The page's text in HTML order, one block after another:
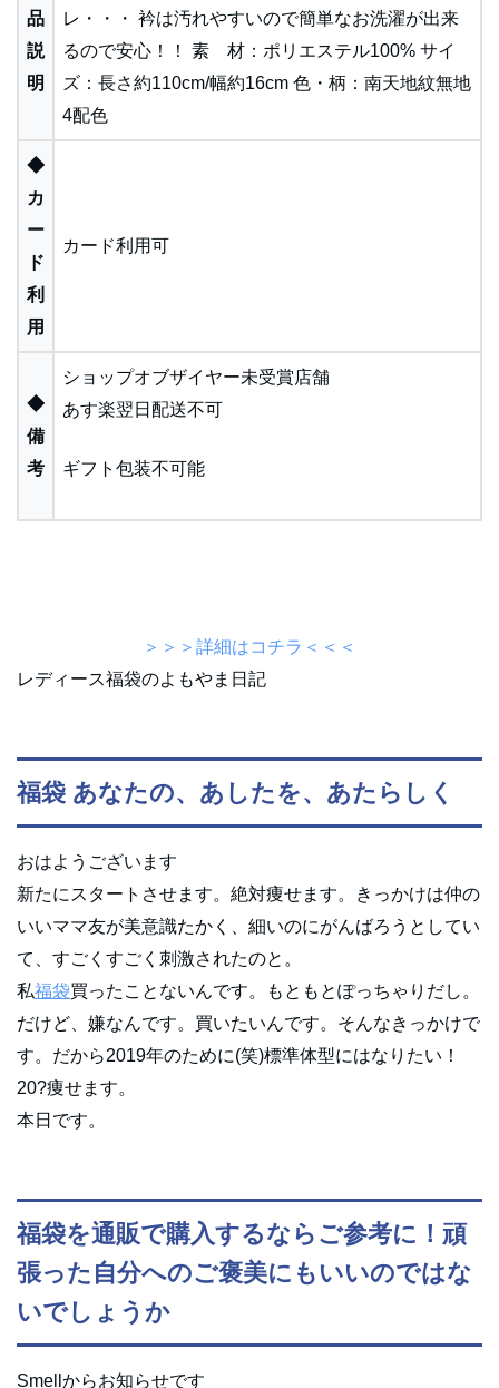
品
説
明
レ・・・ 衿は汚れやすいので簡単なお洗濯が出来
るので安心！！ 素 材：ポリエステル100% サイ
ズ：長さ約110cm/幅約16cm 色・柄：南天地紋無地
4配色
◆
カ
ー
ド
利
用
カード利用可
◆
備
考
ショップオブザイヤー未受賞店舗
あす楽翌日配送不可
ギフト包装不可能
＞＞＞詳細はコチラ＜＜＜
レディース福袋のよもやま日記
福袋 あなたの、あしたを、あたらしく
おはようございます
新たにスタートさせます。絶対痩せます。きっかけは仲の
いいママ友が美意識たかく、細いのにがんばろうとしてい
て、すごくすごく刺激されたのと。
私福袋買ったことないんです。もともとぽっちゃりだし。
だけど、嫌なんです。買いたいんです。そんなきっかけで
す。だから2019年のために(笑)標準体型にはなりたい！
20?痩せます。
本日です。
福袋を通販で購入するならご参考に！頑
張った自分へのご褒美にもいいのではな
いでしょうか
Smellからお知らせです